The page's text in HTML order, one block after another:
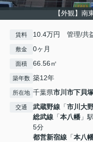
【外観】南
賃料 10.4万円 管理/共
敷金 0ヶ月
面積 66.56㎡
築年数 築12年
所在地 千葉県市川市下貝
交通 武蔵野線 「市川大
総武線 「本八幡 」
5分
都営新宿線 「本八